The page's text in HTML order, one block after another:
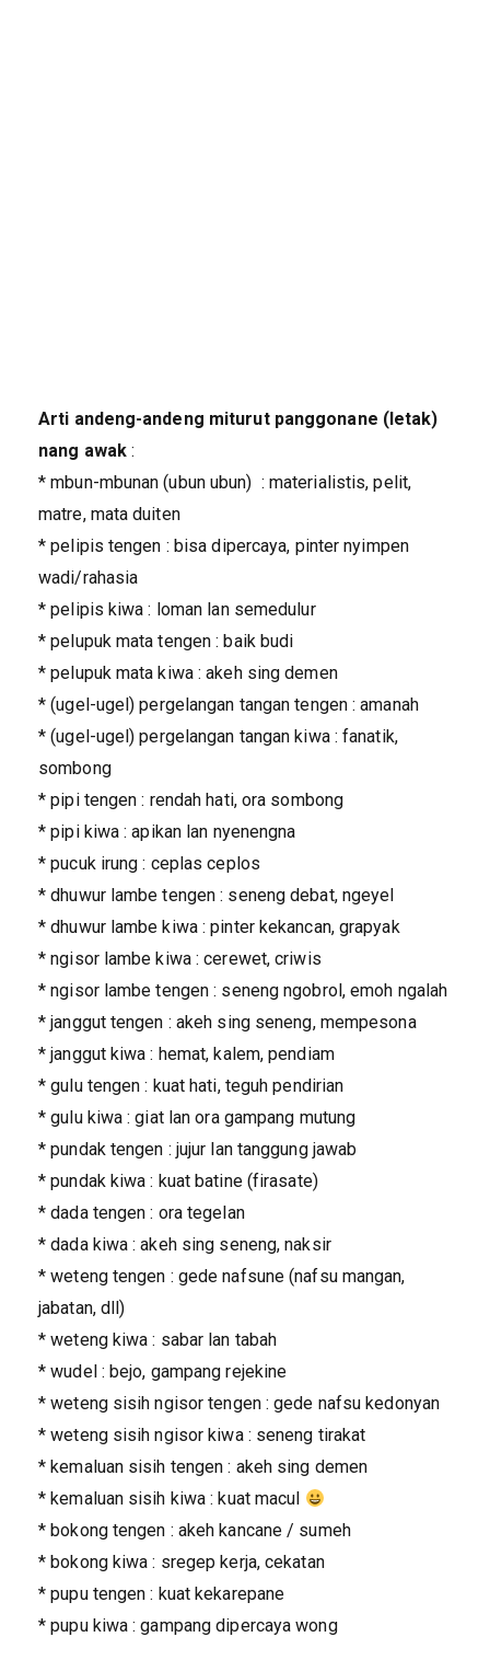
Arti andeng-andeng miturut panggonane (letak)
nang awak:
* mbun-mbunan (ubun ubun) : materialistis, pelit,
matre, mata duiten
* pelipis tengen : bisa dipercaya, pinter nyimpen
wadi/rahasia
* pelipis kiwa : loman lan semedulur
* pelupuk mata tengen : baik budi
* pelupuk mata kiwa : akeh sing demen
* (ugel-ugel) pergelangan tangan tengen : amanah
* (ugel-ugel) pergelangan tangan kiwa : fanatik,
sombong
* pipi tengen : rendah hati, ora sombong
* pipi kiwa : apikan lan nyenengna
* pucuk irung : ceplas ceplos
* dhuwur lambe tengen : seneng debat, ngeyel
* dhuwur lambe kiwa : pinter kekancan, grapyak
* ngisor lambe kiwa : cerewet, criwis
* ngisor lambe tengen : seneng ngobrol, emoh ngalah
* janggut tengen : akeh sing seneng, mempesona
* janggut kiwa : hemat, kalem, pendiam
* gulu tengen : kuat hati, teguh pendirian
* gulu kiwa : giat lan ora gampang mutung
* pundak tengen : jujur lan tanggung jawab
* pundak kiwa : kuat batine (firasate)
* dada tengen : ora tegelan
* dada kiwa : akeh sing seneng, naksir
* weteng tengen : gede nafsune (nafsu mangan,
jabatan, dll)
* weteng kiwa : sabar lan tabah
* wudel : bejo, gampang rejekine
* weteng sisih ngisor tengen : gede nafsu kedonyan
* weteng sisih ngisor kiwa : seneng tirakat
* kemaluan sisih tengen : akeh sing demen
* kemaluan sisih kiwa : kuat macul
* bokong tengen : akeh kancane / sumeh
* bokong kiwa : sregep kerja, cekatan
* pupu tengen : kuat kekarepane
* pupu kiwa : gampang dipercaya wong